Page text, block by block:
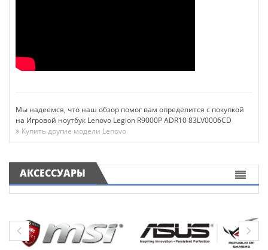
Мы надеемся, что наш обзор помог вам определится с покупкой
на Игровой ноутбук Lenovo Legion R9000P ADR10 83LV0006CD
Купить другие модели Lenovo
АКСЕССУАРЫ